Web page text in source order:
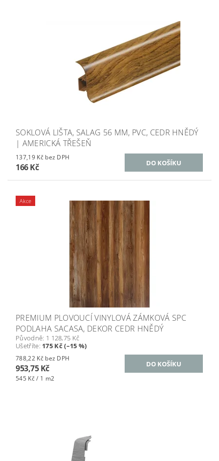
SOKLOVÁ LIŠTA, SALAG 56 MM, PVC, CEDR HNĚDÝ
| AMERICKÁ TŘEŠEŇ
137,19 Kč bez DPH
166 Kč
Akce
PREMIUM PLOVOUCÍ VINYLOVÁ ZÁMKOVÁ SPC
PODLAHA SACASA, DEKOR CEDR HNĚDÝ
Původně: 1 128,75 Kč
Ušetříte: 175 Kč (–15 %)
788,22 Kč bez DPH
953,75 Kč
545 Kč / 1 m2